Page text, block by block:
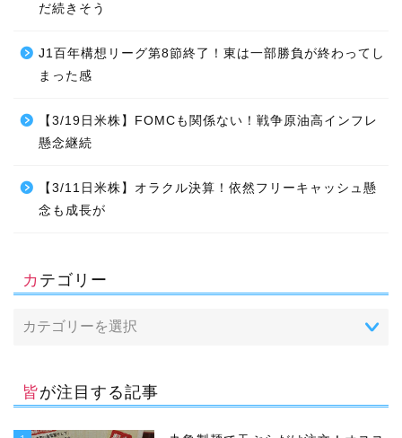
だ続きそう
J1百年構想リーグ第8節終了！東は一部勝負が終わってし
まった感
【3/19日米株】FOMCも関係ない！戦争原油高インフレ
懸念継続
【3/11日米株】オラクル決算！依然フリーキャッシュ懸
念も成長が
カテゴリー
皆が注目する記事